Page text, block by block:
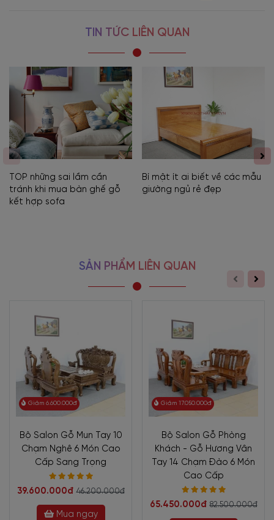
TIN TỨC LIÊN QUAN
TOP những sai lầm cần
tránh khi mua bàn ghế gỗ
kết hợp sofa
Bí mật ít ai biết về các mẫu
giường ngủ rẻ đẹp
SẢN PHẨM LIÊN QUAN
Giảm 6.600.000đ
Bộ Salon Gỗ Mun Tay 10
Chạm Nghê 6 Món Cao
Cấp Sang Trọng
39.600.000đ 46.200.000đ
Mua ngay
Giảm 17.050.000đ
Bộ Salon Gỗ Phòng
Khách - Gỗ Hương Vân
Tay 14 Chạm Đào 6 Món
Cao Cấp
65.450.000đ 82.500.000đ